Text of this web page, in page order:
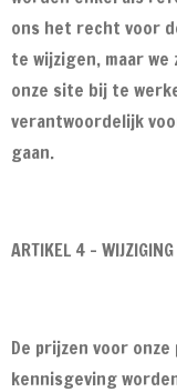
ons het recht voor
te wijzigen, maar
onze site bij te
verantwoordelijk
gaan.
ARTIKEL 4 -
De prijzen voor
kennisgeving